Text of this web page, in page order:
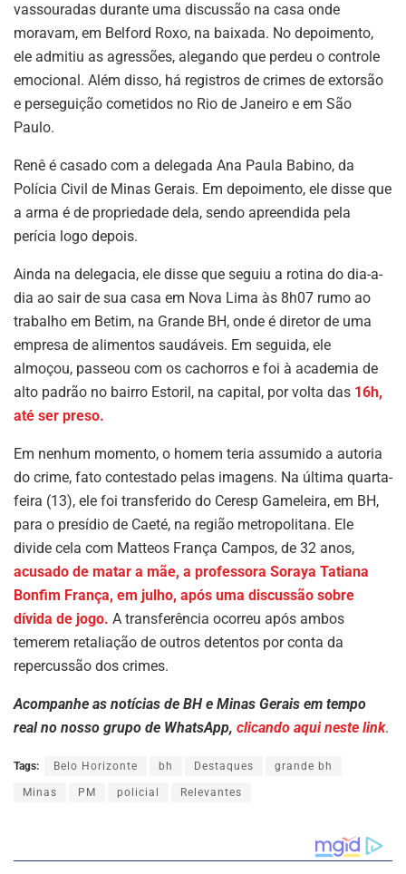
vassouradas durante uma discussão na casa onde
moravam, em Belford Roxo, na baixada. No depoimento,
ele admitiu as agressões, alegando que perdeu o controle
emocional. Além disso, há registros de crimes de extorsão
e perseguição cometidos no Rio de Janeiro e em São
Paulo.
Renê é casado com a delegada Ana Paula Babino, da
Polícia Civil de Minas Gerais. Em depoimento, ele disse que
a arma é de propriedade dela, sendo apreendida pela
perícia logo depois.
Ainda na delegacia, ele disse que seguiu a rotina do dia-a-
dia ao sair de sua casa em Nova Lima às 8h07 rumo ao
trabalho em Betim, na Grande BH, onde é diretor de uma
empresa de alimentos saudáveis. Em seguida, ele
almoçou, passeou com os cachorros e foi à academia de
alto padrão no bairro Estoril, na capital, por volta das 16h,
até ser preso.
Em nenhum momento, o homem teria assumido a autoria
do crime, fato contestado pelas imagens. Na última quarta-
feira (13), ele foi transferido do Ceresp Gameleira, em BH,
para o presídio de Caeté, na região metropolitana. Ele
divide cela com Matteos França Campos, de 32 anos,
acusado de matar a mãe, a professora Soraya Tatiana
Bonfim França, em julho, após uma discussão sobre
dívida de jogo. A transferência ocorreu após ambos
temerem retaliação de outros detentos por conta da
repercussão dos crimes.
Acompanhe as notícias de BH e Minas Gerais em tempo
real no nosso grupo de WhatsApp, clicando aqui neste link.
Tags: Belo Horizonte bh Destaques grande bh
Minas PM policial Relevantes